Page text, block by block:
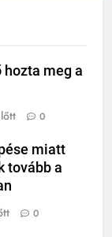
meg a
0
miatt
tovább a
0